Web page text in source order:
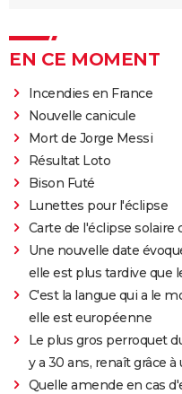
EN CE MOMENT
Incendies en France
Nouvelle canicule
Mort de Jorge Messi
Résultat Loto
Bison Futé
Lunettes pour l'éclipse
Carte de l'éclipse solaire
Une nouvelle date
elle est plus tardive que
C'est la langue qui a le
elle est européenne
Le plus gros perroquet
y a 30 ans, renaît grâce à
Quelle amende en cas